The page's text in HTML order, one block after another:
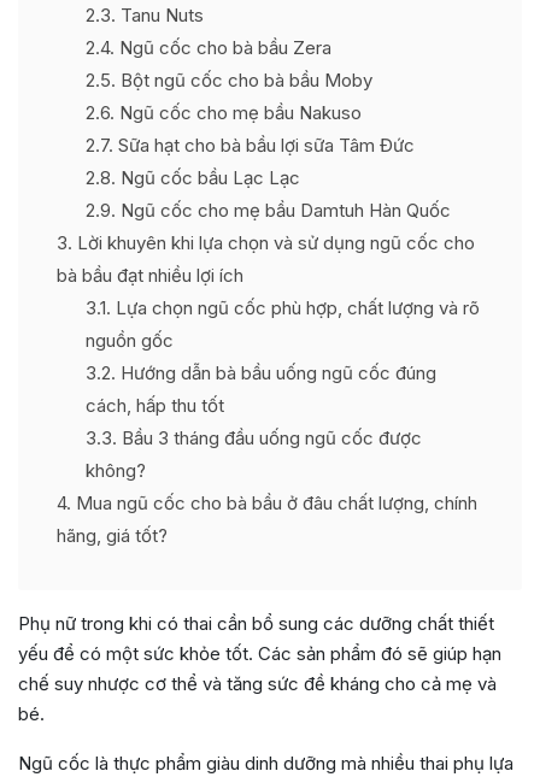
2.3 Tanu Nuts
2.4 Ngũ cốc cho bà bầu Zera
2.5 Bột ngũ cốc cho bà bầu Moby
2.6 Ngũ cốc cho mẹ bầu Nakuso
2.7 Sữa hạt cho bà bầu lợi sữa Tâm Đức
2.8 Ngũ cốc bầu Lạc Lạc
2.9 Ngũ cốc cho mẹ bầu Damtuh Hàn Quốc
3 Lời khuyên khi lựa chọn và sử dụng ngũ cốc cho
bà bầu đạt nhiều lợi ích
3.1 Lựa chọn ngũ cốc phù hợp, chất lượng và rõ
nguồn gốc
3.2 Hướng dẫn bà bầu uống ngũ cốc đúng
cách, hấp thu tốt
3.3 Bầu 3 tháng đầu uống ngũ cốc được
không?
4 Mua ngũ cốc cho bà bầu ở đâu chất lượng, chính
hãng, giá tốt?
Phụ nữ trong khi có thai cần bổ sung các dưỡng chất thiết
yếu để có một sức khỏe tốt. Các sản phẩm đó sẽ giúp hạn
chế suy nhược cơ thể và tăng sức đề kháng cho cả mẹ và
bé.
Ngũ cốc là thực phẩm giàu dinh dưỡng mà nhiều thai phụ lựa